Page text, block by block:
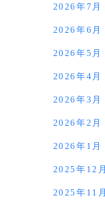
2026年7月
2026年6月
2026年5月
2026年4月
2026年3月
2026年2月
2026年1月
2025年12月
2025年11月